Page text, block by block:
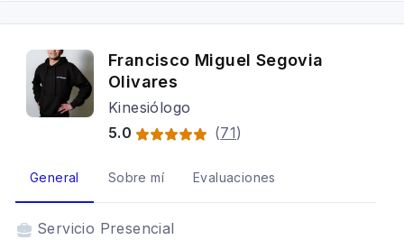
Francisco Miguel Segovia
Olivares
Kinesiólogo
5.0
(71)
General Sobre mí Evaluaciones
Servicio Presencial